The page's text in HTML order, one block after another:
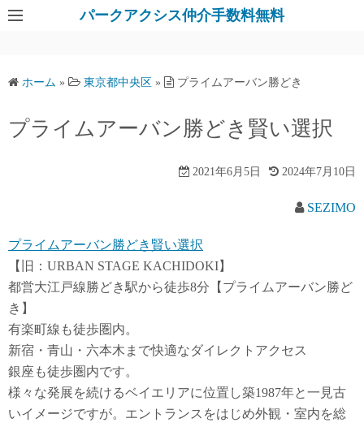
パークアクシス仲介手数料無料
ホーム » 東京都中央区 » プライムアーバン勝どき
プライムアーバン勝どき賢い選択
2021年6月5日 2024年7月10日
SEZIMO
プライムアーバン勝どき賢い選択
【旧：URBAN STAGE KACHIDOKI】
都営大江戸線勝どき駅から徒歩8分【プライムアーバン勝ど
き】
有楽町線も徒歩圏内。
新宿・青山・六本木まで快適なダイレクトアクセス
銀座も徒歩圏内です。
様々な発展を続けるベイエリアに位置し築1987年と一見古
いイメージですが。エントランスをはじめ外観・室内を総